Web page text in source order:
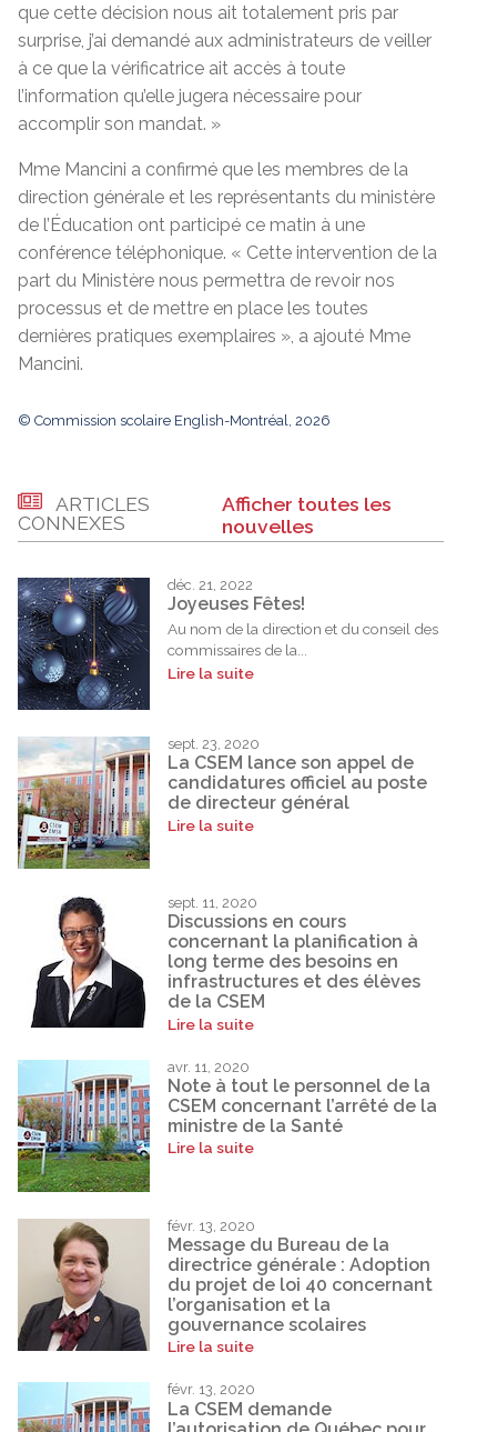
que cette décision nous ait totalement pris par
surprise, j’ai demandé aux administrateurs de veiller
à ce que la vérificatrice ait accès à toute
l’information qu’elle jugera nécessaire pour
accomplir son mandat. »
Mme Mancini a confirmé que les membres de la
direction générale et les représentants du ministère
de l’Éducation ont participé ce matin à une
conférence téléphonique. « Cette intervention de la
part du Ministère nous permettra de revoir nos
processus et de mettre en place les toutes
dernières pratiques exemplaires », a ajouté Mme
Mancini.
© Commission scolaire English-Montréal, 2026
ARTICLES
CONNEXES
Afficher toutes les
nouvelles
déc. 21, 2022
Joyeuses Fêtes!
Au nom de la direction et du conseil des
commissaires de la...
Lire la suite
sept. 23, 2020
La CSEM lance son appel de
candidatures officiel au poste
de directeur général
Lire la suite
sept. 11, 2020
Discussions en cours
concernant la planification à
long terme des besoins en
infrastructures et des élèves
de la CSEM
Lire la suite
avr. 11, 2020
Note à tout le personnel de la
CSEM concernant l’arrêté de la
ministre de la Santé
Lire la suite
févr. 13, 2020
Message du Bureau de la
directrice générale : Adoption
du projet de loi 40 concernant
l’organisation et la
gouvernance scolaires
Lire la suite
févr. 13, 2020
La CSEM demande